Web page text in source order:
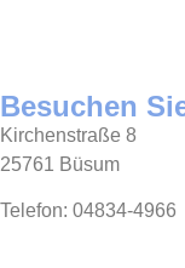
Besuchen
Kirchenstraße 8
25761 Büsum
Telefon: 04834-4966